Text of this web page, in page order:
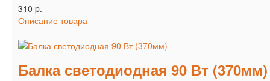
310 p.
Описание товара
Балка светодиодная 90 Вт (370мм)